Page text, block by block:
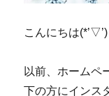
こんにちは(*’▽’)
以前、ホームペ
下の方にインス